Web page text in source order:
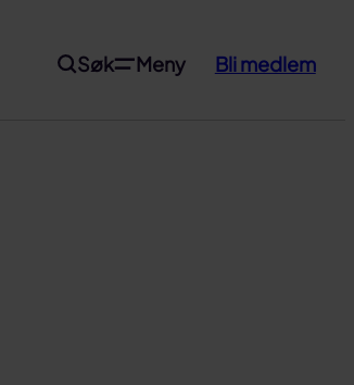
Søk Meny Bli medlem